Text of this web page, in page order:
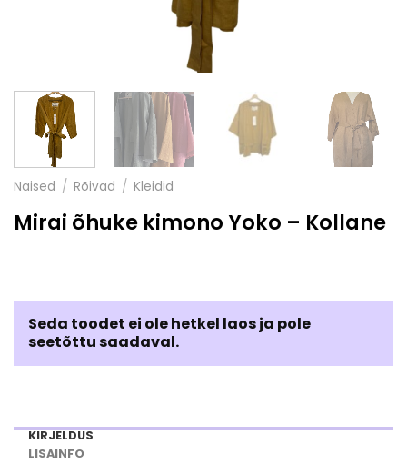
Naised / Rõivad / Kleidid
Mirai õhuke kimono Yoko – Kollane
Seda toodet ei ole hetkel laos ja pole
seetõttu saadaval.
KIRJELDUS
LISAINFO